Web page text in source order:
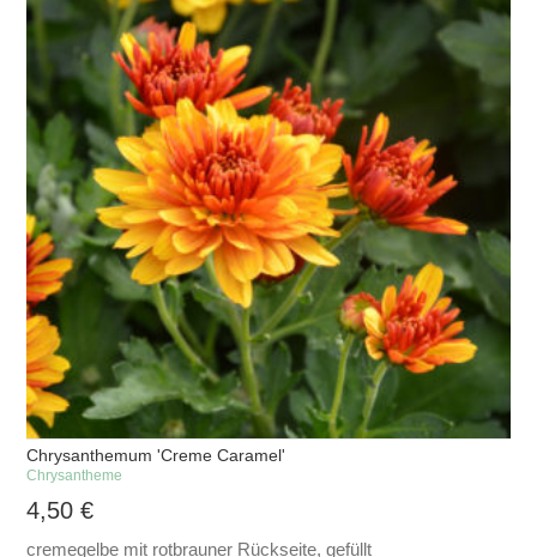
Chrysanthemum 'Creme Caramel'
Chrysantheme
4,50€
cremegelbe mit rotbrauner Rückseite, gefüllt